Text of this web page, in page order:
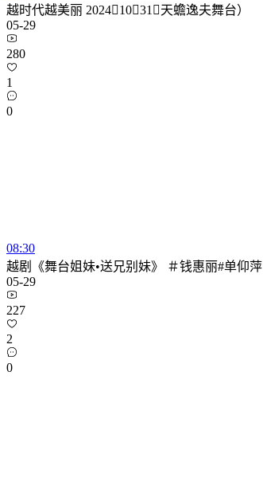
越时代越美丽 20241031（天蟾逸夫舞台）
05-29
280
1
0
08:30
越剧《舞台姐妹•送兄别妹》 ＃钱惠丽#单仰萍
05-29
227
2
0